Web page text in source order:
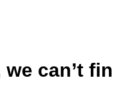
we can’t